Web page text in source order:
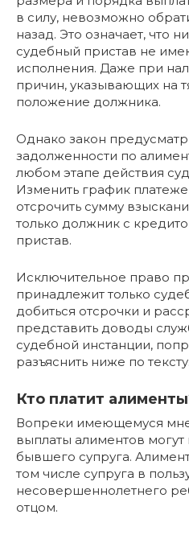
в силу, невозможно
назад. Это означает, что
судебный пристав не
исполнения. Даже при
причин, указывающих на
положение должника.
Однако закон
задолженности по
любом этапе действия
Изменить график
отсрочить сумму
только должник с
пристав.
Исключительное право
принадлежит только
добиться отсрочки и
представить доводы
судебной инстанции,
разъяснить ниже по тексту.
Кто платит
Вопреки имеющемуся
выплаты алиментов могут
бывшего супруга.
том числе супруга в
несовершеннолетнего
отцом.